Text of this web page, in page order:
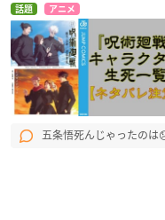
話題 アニメ
五条悟死んじゃったの